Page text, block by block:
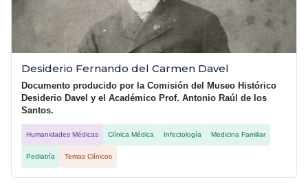
Desiderio Fernando del Carmen Davel
Documento producido por la Comisión del Museo Histórico
Desiderio Davel y el Académico Prof. Antonio Raúl de los
Santos.
Humanidades Médicas Clínica Médica Infectología Medicina Familiar
Pediatría Temas Clínicos